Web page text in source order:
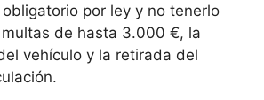
por ley y no tenerlo
de hasta 3.000 €, la
vehículo y la retirada del